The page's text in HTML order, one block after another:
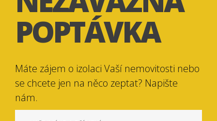
POPTÁVKA
Máte zájem o izolaci Vaší nemovitosti nebo
se chcete jen na něco zeptat? Napište
nám.